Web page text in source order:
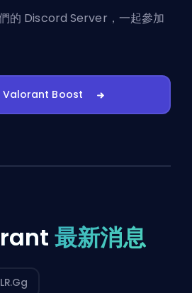
的 Discord Server ，一起參加
Valorant Boost
最新消息